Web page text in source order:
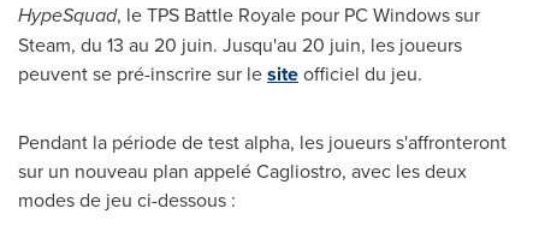
HypeSquad, le TPS Battle Royale pour PC Windows sur
Steam, du 13 au 20 juin. Jusqu'au 20 juin, les joueurs
peuvent se pré-inscrire sur lesiteofficiel du jeu.
Pendant la période de test alpha, les joueurs s'affronteront
sur un nouveau plan appelé Cagliostro, avec les deux
modes de jeu ci-dessous :